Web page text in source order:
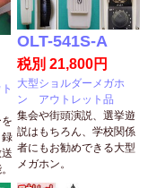
OLT-541S-A
税別 21,800円
大型ショルダーメガホ
ン アウトレット品
集会や街頭演説、選挙遊
説はもちろん、学校関係
者にもお勧めできる大型
メガホン。